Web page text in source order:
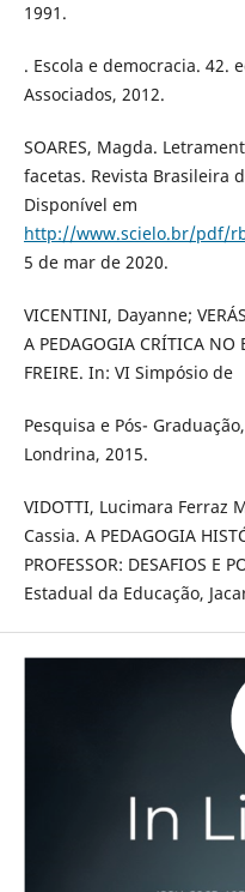
1991.
. Escola e democracia. 42.
Associados, 2012.
SOARES, Magda.
facetas. Revista Brasileira
Disponível em
http://www.scielo.br/pdf/
5 de mar de 2020.
VICENTINI, Dayanne;
A PEDAGOGIA CRÍTICA NO
FREIRE. In: VI Simpósio de
Pesquisa e Pós-
Londrina, 2015.
VIDOTTI, Lucimara Ferraz
Cassia. A PEDAGOGIA
PROFESSOR: DESAFIOS E
Estadual da Educação,